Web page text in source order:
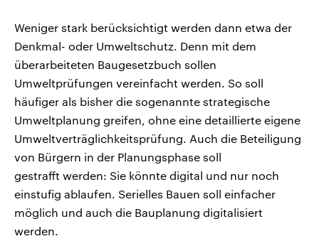
Weniger stark berücksichtigt werden dann etwa der
Denkmal- oder Umweltschutz. Denn mit dem
überarbeiteten Baugesetzbuch sollen
Umweltprüfungen vereinfacht werden. So soll
häufiger als bisher die sogenannte strategische
Umweltplanung greifen, ohne eine detaillierte eigene
Umweltverträglichkeitsprüfung. Auch die Beteiligung
von Bürgern in der Planungsphase soll
gestrafft werden: Sie könnte digital und nur noch
einstufig ablaufen. Serielles Bauen soll einfacher
möglich und auch die Bauplanung digitalisiert
werden.